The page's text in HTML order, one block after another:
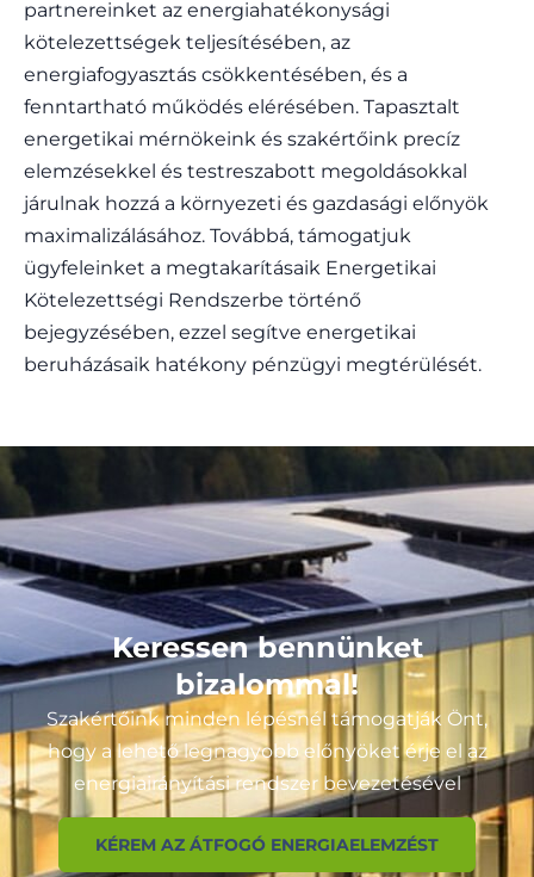
partnereinket az energiahatékonysági
kötelezettségek teljesítésében, az
energiafogyasztás csökkentésében, és a
fenntartható működés elérésében. Tapasztalt
energetikai mérnökeink és szakértőink precíz
elemzésekkel és testreszabott megoldásokkal
járulnak hozzá a környezeti és gazdasági előnyök
maximalizálásához. Továbbá, támogatjuk
ügyfeleinket a megtakarításaik Energetikai
Kötelezettségi Rendszerbe történő
bejegyzésében, ezzel segítve energetikai
beruházásaik hatékony pénzügyi megtérülését.
Keressen bennünket
bizalommal!
Szakértőink minden lépésnél támogatják Önt,
hogy a lehető legnagyobb előnyöket érje el az
energiairányítási rendszer bevezetésével
KÉREM AZ ÁTFOGÓ ENERGIAELEMZÉST